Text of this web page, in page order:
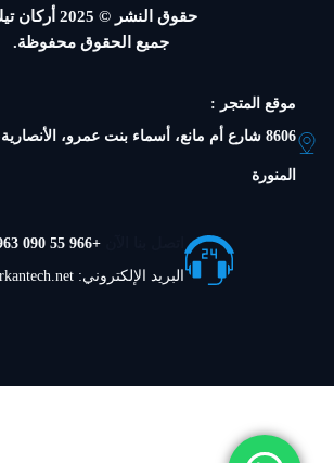
حقوق النشر © 2025
أركان تيك.
جميع الحقوق محفوظة.
موقع المتجر :
8606 شارع أم مانع، أسماء بنت عمرو،
المنورة
اتصل بنا الآن
البريد الإلكتروني: info@Arkantech.net